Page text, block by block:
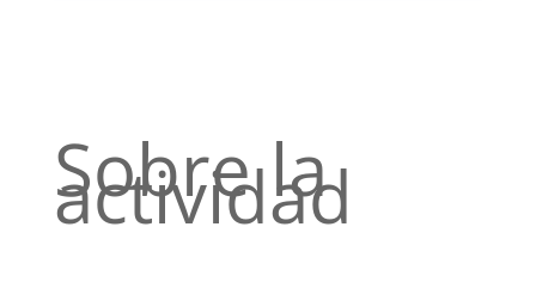
Sobre la
actividad